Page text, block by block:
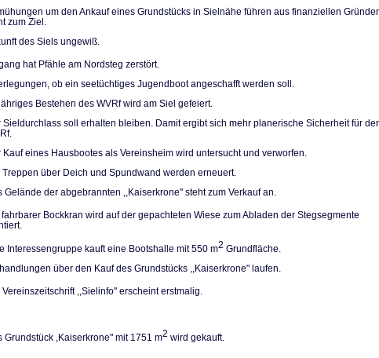
um den Ankauf eines Grundstücks in Sielnähe führen aus finanziellen
zum Ziel.
des Siels ungewiß.
hat Pfähle am Nordsteg zerstört.
ob ein see­tüchtiges Jugendboot ange­schafft werden soll.
Bestehen des WVRf wird am Siel gefeiert.
Sieldurchlass soll erhal­ten bleiben. Damit ergibt sich mehr planerische Sicherheit für
Kauf eines Hausbootes als Vereinsheim wird unter­sucht und verworfen.
Treppen über Deich und Spundwand werden erneuert.
Gelände der abgebrann­ten ,,Kaiserkrone" steht zum Verkauf an.
fahrbarer Bockkran wird auf der gepachteten Wiese zum Abladen der Stegsegmente
Interessengruppe kauft eine Bootshalle mit 550 m2 Grundfläche.
über den Kauf des Grundstücks ,,Kaiser­krone" laufen.
Vereinszeitschrift ,,Sielinfo" erscheint erstmalig.
Grundstück ,Kaiserkro­ne" mit 1751 m2 wird gekauft.